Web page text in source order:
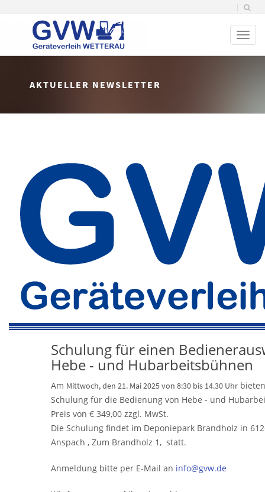
AKTUELLER NEWSLETTER
Schulung für einen
Hebe - und Hubarbeitsbühnen
Am Mittwoch, den 21. Mai 2025 von 8:30 bis 14.30 Uhr
Schulung für die Bedienung von Hebe - und
Preis von € 349,00 zzgl. MwSt.
Die Schulung findet im Deponiepark Brandholz in
Anspach , Zum Brandholz 1, statt.
Anmeldung bitte per E-Mail an info@gvw.de